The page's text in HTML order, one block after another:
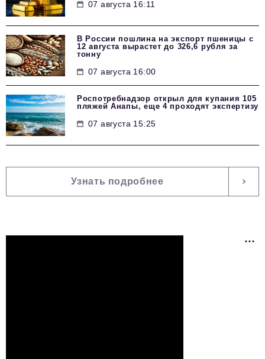
07 августа 16:11
В России пошлина на экспорт пшеницы с
12 августа вырастет до 326,6 рубля за
тонну
07 августа 16:00
Роспотребнадзор открыл для купания 105
пляжей Анапы, еще 4 проходят экспертизу
07 августа 15:25
Узнать подробнее